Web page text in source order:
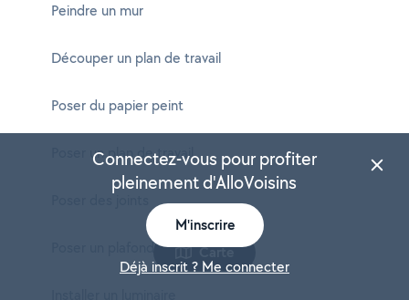
Peindre un mur
Découper un plan de travail
Poser du papier peint
Poser un plan de travail
Poser un plafond Carte
Connectez-vous pour profiter
pleinement d'AlloVoisins
M'inscrire
Déjà inscrit ? Me connecter